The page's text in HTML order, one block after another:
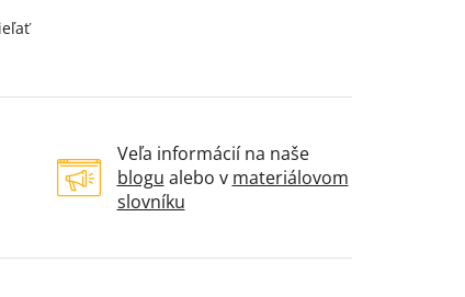
Veľa informácií na naše
blogu alebo v materiálovom
slovníku